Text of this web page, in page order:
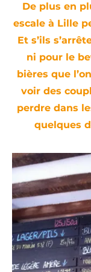
De plus en
escale à Lille
Et s’ils
ni pour le
bières que
voir des
perdre dans
quelques